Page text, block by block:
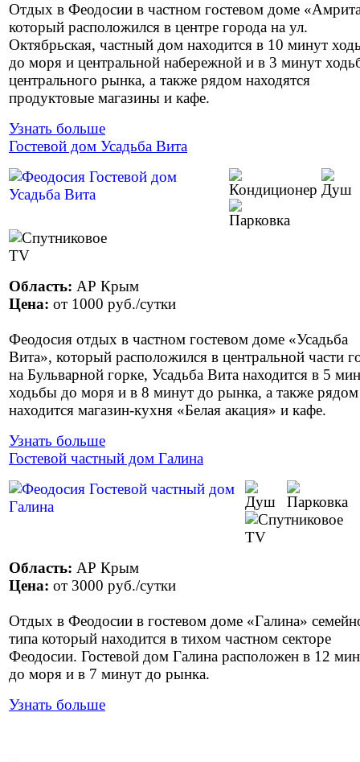
Отдых в Феодосии в частном гостевом доме
который расположился в центре города на ул.
Октябрьская, частный дом находится в 10 минут
до моря и центральной набережной и в 3 минут
центрального рынка, а также рядом находятся
продуктовые магазины и кафе.
Узнать больше
Гостевой дом Усадьба Вита
Область: АР Крым
Цена: от 1000 руб./сутки
Феодосия отдых в частном гостевом доме «Усадьба
Вита», который расположился в центральной части
на Бульварной горке, Усадьба Вита находится в 5
ходьбы до моря и в 8 минут до рынка, а также рядом
находится магазин-кухня «Белая акация» и кафе.
Узнать больше
Гостевой частный дом Галина
Область: АР Крым
Цена: от 3000 руб./сутки
Отдых в Феодосии в гостевом доме «Галина»
типа который находится в тихом частном секторе
Феодосии. Гостевой дом Галина расположен в 12
до моря и в 7 минут до рынка.
Узнать больше